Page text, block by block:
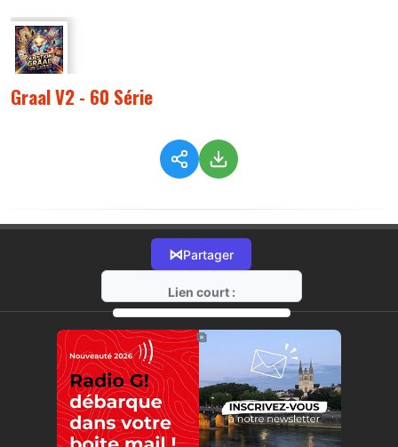
Graal V2 - 60 Série
⋈Partager
Lien court :
https://radio-g.fr?12394
⧉